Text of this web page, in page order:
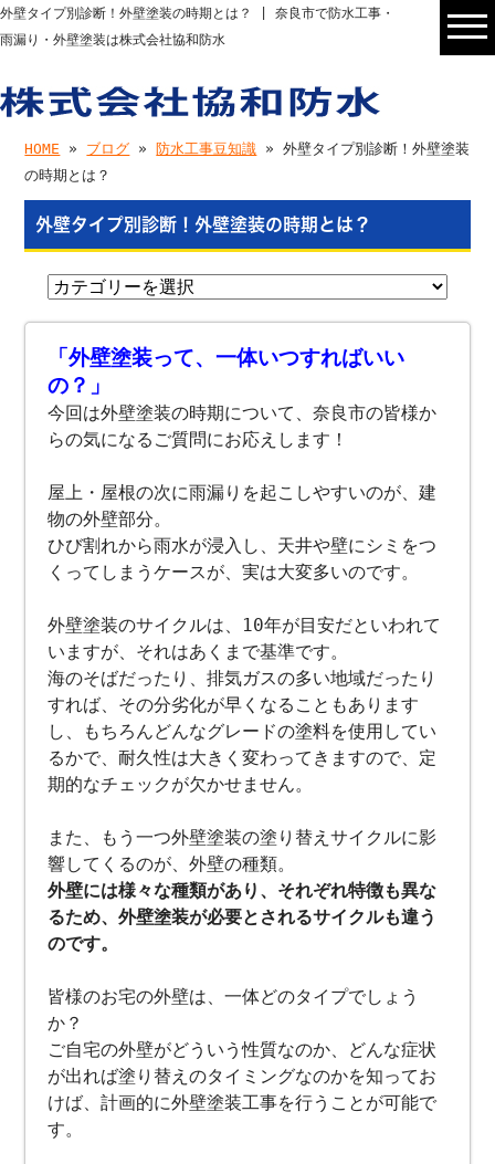
外壁タイプ別診断！外壁塗装の時期とは？ | 奈良市で防水工事・
雨漏り・外壁塗装は株式会社協和防水
HOME » ブログ » 防水工事豆知識 » 外壁タイプ別診断！外壁塗装
の時期とは？
外壁タイプ別診断！外壁塗装の時期とは？
「外壁塗装って、一体いつすればいい
の？」
今回は外壁塗装の時期について、奈良市の皆様か
らの気になるご質問にお応えします！
屋上・屋根の次に雨漏りを起こしやすいのが、建
物の外壁部分。
ひび割れから雨水が浸入し、天井や壁にシミをつ
くってしまうケースが、実は大変多いのです。
外壁塗装のサイクルは、10年が目安だといわれて
いますが、それはあくまで基準です。
海のそばだったり、排気ガスの多い地域だったり
すれば、その分劣化が早くなることもあります
し、もちろんどんなグレードの塗料を使用してい
るかで、耐久性は大きく変わってきますので、定
期的なチェックが欠かせません。
また、もう一つ外壁塗装の塗り替えサイクルに影
響してくるのが、外壁の種類。
外壁には様々な種類があり、それぞれ特徴も異な
るため、外壁塗装が必要とされるサイクルも違う
のです。
皆様のお宅の外壁は、一体どのタイプでしょう
か？
ご自宅の外壁がどういう性質なのか、どんな症状
が出れば塗り替えのタイミングなのかを知ってお
けば、計画的に外壁塗装工事を行うことが可能で
す。